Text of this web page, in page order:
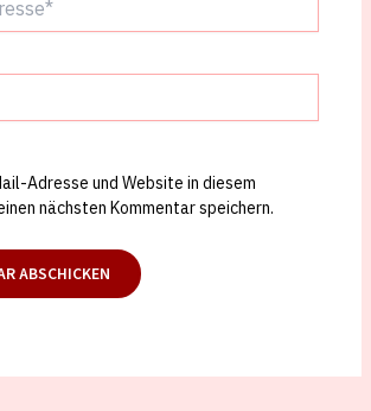
Adresse und Website in diesem
nächsten Kommentar speichern.